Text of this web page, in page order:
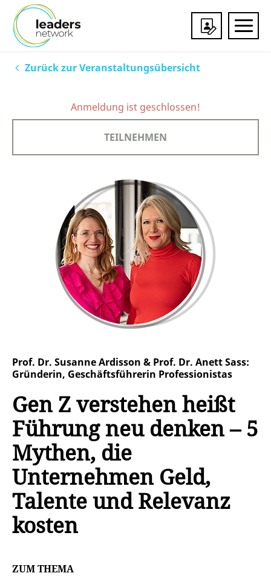
Über uns
Services & Partner
Impressionen
Zurück zur Veranstaltungsübersicht
Anmeldung ist geschlossen!
TEILNEHMEN
Prof. Dr. Susanne Ardisson & Prof. Dr. Anett Sass:
Gründerin, Geschäftsführerin Professionistas
Gen Z verstehen heißt
Führung neu denken – 5
Mythen, die
Unternehmen Geld,
Talente und Relevanz
kosten
ZUM THEMA